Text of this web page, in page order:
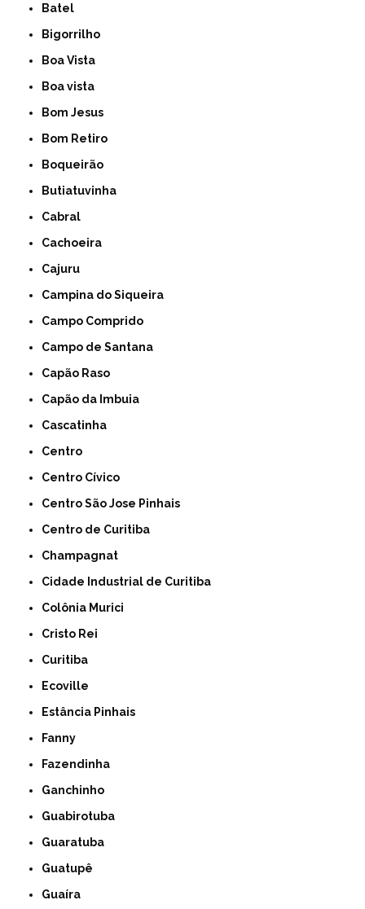
Batel
Bigorrilho
Boa Vista
Boa vista
Bom Jesus
Bom Retiro
Boqueirão
Butiatuvinha
Cabral
Cachoeira
Cajuru
Campina do Siqueira
Campo Comprido
Campo de Santana
Capão Raso
Capão da Imbuia
Cascatinha
Centro
Centro Cívico
Centro São Jose Pinhais
Centro de Curitiba
Champagnat
Cidade Industrial de Curitiba
Colônia Murici
Cristo Rei
Curitiba
Ecoville
Estância Pinhais
Fanny
Fazendinha
Ganchinho
Guabirotuba
Guaratuba
Guatupê
Guaíra